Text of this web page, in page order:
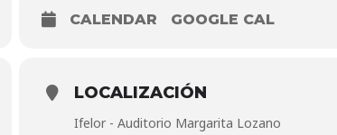
CALENDAR GOOGLE CAL
LOCALIZACIÓN
Ifelor - Auditorio Margarita Lozano